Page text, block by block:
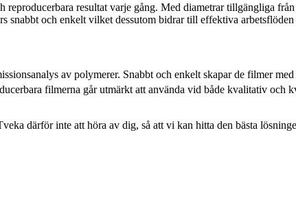
reproducerbara resultat varje gång. Med diametrar tillgängliga
snabbt och enkelt vilket dessutom bidrar till effektiva
av polymerer. Snabbt och enkelt skapar de filmer
filmerna går utmärkt att använda vid både kvalitativ och
därför inte att höra av dig, så att vi kan hitta den bästa